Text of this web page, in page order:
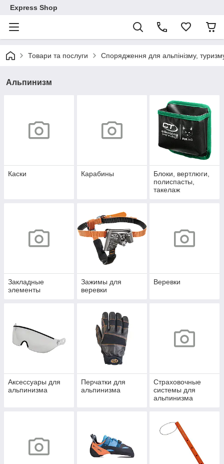
Express Shop
Товари та послуги Спорядження для альпінізму,
Альпинизм
Каски Карабины
Блоки, вертлюги,
полиспасты,
такелаж
Закладные
элементы
Зажимы для
веревки
Веревки
Аксессуары для
альпинизма
Перчатки для
альпинизма
Страховочные
системы для
альпинизма